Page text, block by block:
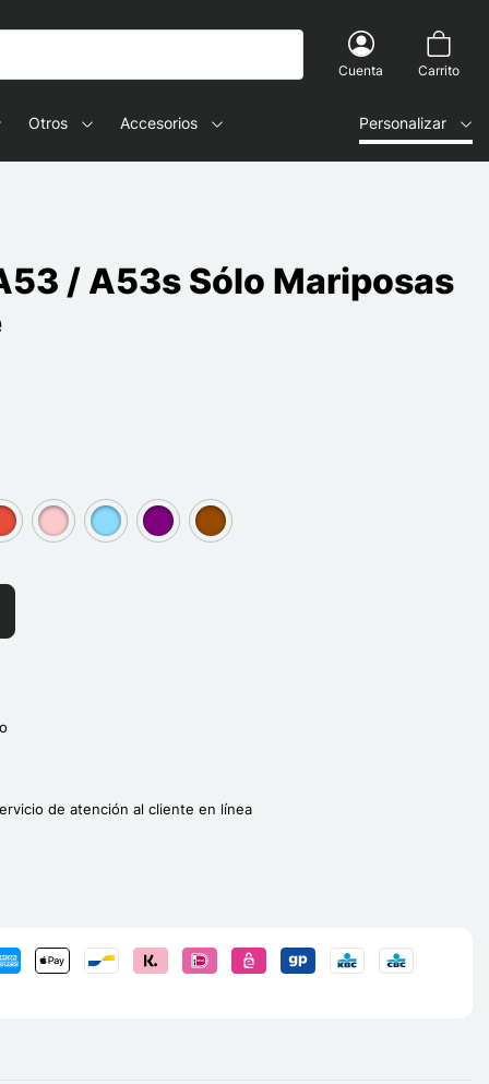
Cuenta Carrito
Otros Accesorios Personalizar
/ A53s Sólo Mariposas
group[3]group[3]group[3]group[3]
de atención al cliente en línea